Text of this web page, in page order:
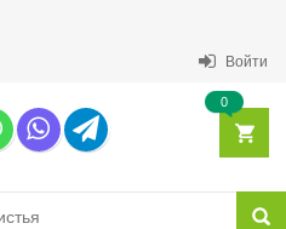
Войти
0